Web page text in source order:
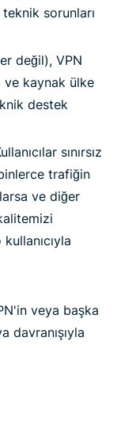
sorunları
değil), VPN
ve kaynak ülke
destek
sınırsız
trafiğin
ve diğer
veya başka
davranışıyla